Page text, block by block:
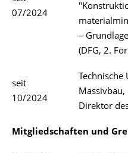
07/2024
–
(DFG, 2.
seit
10/2024
Massivbau,
Direktor
Mitgliedschaften und